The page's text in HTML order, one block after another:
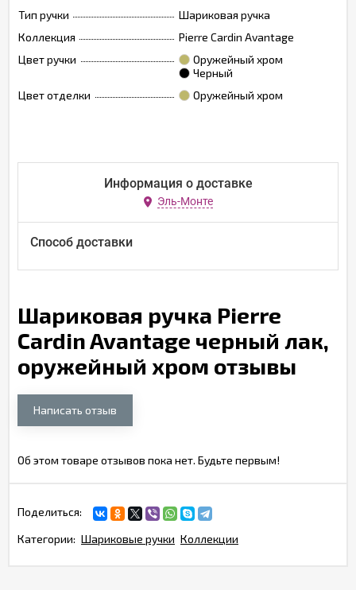
Тип ручки
Шариковая ручка
Коллекция
Pierre Cardin Avantage
Цвет ручки
Оружейный хром
Черный
Цвет отделки
Оружейный хром
Информация о доставке
Эль-Монте
Способ доставки
Шариковая ручка Pierre
Cardin Avantage черный лак,
оружейный хром отзывы
Написать отзыв
Об этом товаре отзывов пока нет. Будьте первым!
Поделиться:
Категории: Шариковые ручки Коллекции